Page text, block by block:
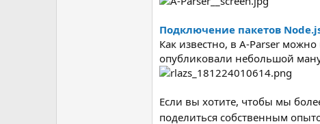
Подключение пакетов
Как известно, в A-Parser
опубликовали небольшой
Если вы хотите, чтобы мы
поделиться собственным